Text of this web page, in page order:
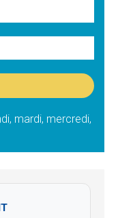
mardi, mercredi,